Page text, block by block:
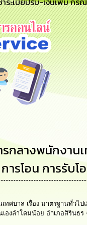
รับฟังความ
คิดเห็น
ประชาชน
กลางพนักงาน
รโอน การรับ
ศบาล เรื่อง มาตรฐานทั่วไ
องลำโดมน้อย อำเภอสิรินธ